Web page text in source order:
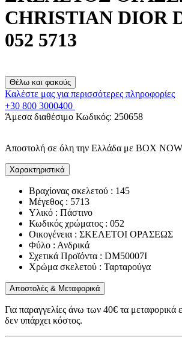
CHRISTIAN DIOR
052 5713
Θέλω και φακούς
Καλέστε μας για περισσότερες πληροφορίες
+30 800 3000400
Άμεσα διαθέσιμο Κωδικός: 250658
Αποστολή σε όλη την Ελλάδα με BOX NOW
Χαρακτηριστικά
Βραχίονας σκελετού : 145
Μέγεθος : 5713
Υλικό : Πάστινο
Κωδικός χρώματος : 052
Οικογένεια : ΣΚΕΛΕΤΟΙ ΟΡΑΣΕΩΣ
Φύλο : Ανδρικά
Σχετικά Προϊόντα : DM50007I
Χρώμα σκελετού : Ταρταρούγα
Αποστολές & Μεταφορικά
Για παραγγελίες άνω των 40€ τα μεταφορικά
δεν υπάρχει κόστος.